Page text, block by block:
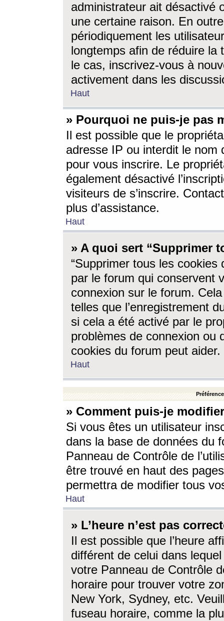
administrateur ait désactivé
une certaine raison. En
périodiquement les
longtemps afin de réduire la
le cas, inscrivez-vous à
activement dans les
Haut
» Pourquoi ne puis-je pas
Il est possible que le
adresse IP ou interdit le nom
pour vous inscrire. Le
également désactivé
visiteurs de s’inscrire.
plus d’assistance.
Haut
» A quoi sert “Supprimer
“Supprimer tous les cookies
par le forum qui conservent
connexion sur le forum.
telles que l’enregistrement
si cela a été activé par le
problèmes de connexion ou
cookies du forum peut aider.
Haut
» Comment puis-je
Si vous êtes un utilisateur
dans la base de données du
Panneau de Contrôle de
être trouvé en haut des
permettra de modifier tous
Haut
» L’heure n’est pas
Il est possible que l’heure
différent de celui dans
votre Panneau de Contrôle
horaire pour trouver votre
New York, Sydney, etc.
fuseau horaire, comme la